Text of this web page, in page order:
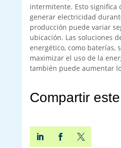
intermitente. Esto significa
generar electricidad
producción puede variar
ubicación. Las soluciones
energético, como baterías,
maximizar el uso de la
también puede aumentar
Compartir